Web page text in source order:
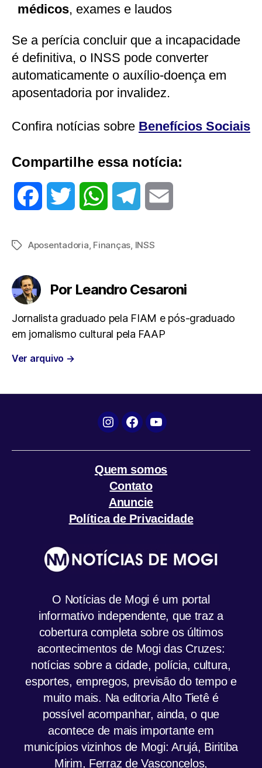
médicos, exames e laudos
Se a perícia concluir que a incapacidade
é definitiva, o INSS pode converter
automaticamente o auxílio-doença em
aposentadoria por invalidez.
Confira notícias sobre Benefícios Sociais
Compartilhe essa notícia:
o
o
k
e A
p
r
m
TagsAposentadoria Finanças INSS
Por Leandro Cesaroni
Jornalista graduado pela FIAM e pós-graduado
em jornalismo cultural pela FAAP
Ver arquivo →
Instagram
FacebookYouTube
Quem somos
Contato
Anuncie
Política de Privacidade
O Notícias de Mogi é um portal
informativo independente, que traz a
cobertura completa sobre os últimos
acontecimentos de Mogi das Cruzes:
notícias sobre a cidade, polícia, cultura,
esportes, empregos, previsão do tempo e
muito mais. Na editoria Alto Tietê é
possível acompanhar, ainda, o que
acontece de mais importante em
municípios vizinhos de Mogi: Arujá, Biritiba
Mirim, Ferraz de Vasconcelos,